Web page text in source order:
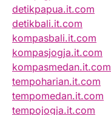
detikpapua.it.com
detikbali.it.com
kompasbali.it.com
kompasjogja.it.com
kompasmedan.it.com
tempoharian.it.com
tempomedan.it.com
tempojogja.it.com